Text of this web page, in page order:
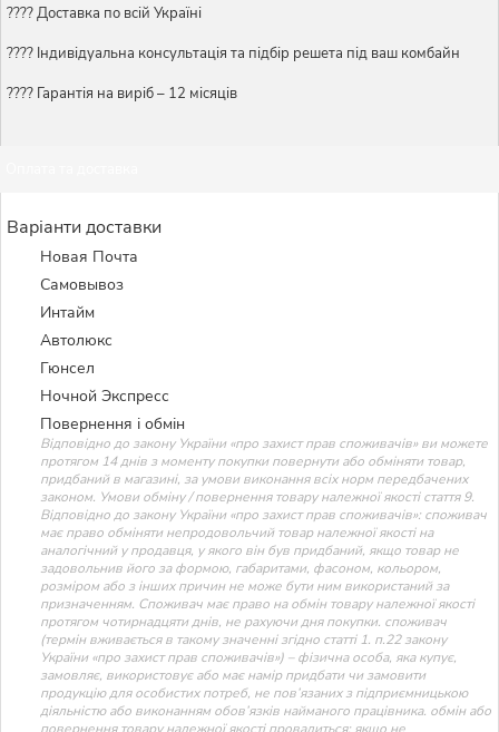
???? Доставка по всій Україні
????️ Індивідуальна консультація та підбір решета під ваш комбайн
???? Гарантія на виріб – 12 місяців
Варіанти доставки
Новая Почта
Самовывоз
Интайм
Автолюкс
Гюнсел
Ночной Экспресс
Повернення і обмін
Відповідно до закону України «про захист прав споживачів» ви можете
протягом 14 днів з моменту покупки повернути або обміняти товар,
придбаний в магазині, за умови виконання всіх норм передбачених
законом. Умови обміну / повернення товару належної якості стаття 9.
Відповідно до закону України «про захист прав споживачів»: споживач
має право обміняти непродовольчий товар належної якості на
аналогічний у продавця, у якого він був придбаний, якщо товар не
задовольнив його за формою, габаритами, фасоном, кольором,
розміром або з інших причин не може бути ним використаний за
призначенням. Споживач має право на обмін товару належної якості
протягом чотирнадцяти днів, не рахуючи дня покупки. споживач
(термін вживається в такому значенні згідно статті 1. п.22 закону
України «про захист прав споживачів») – фізична особа, яка купує,
замовляє, використовує або має намір придбати чи замовити
продукцію для особистих потреб, не пов’язаних з підприємницькою
діяльністю або виконанням обов’язків найманого працівника. обмін або
повернення товару належної якості провадиться: якщо не